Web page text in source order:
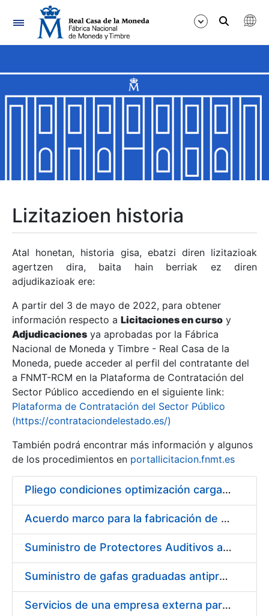
Nabigazioa
Erakutsi/Ezkutatu
Erakutsi/Ezkutatu
Erakutsi/Ezkutatu
Erakutsi/Ezkutatu
Erakutsi/Ezkutatu
Erakutsi/Ezkutatu
Erakutsi/Ezkutatu
Erakutsi/Ezkutatu
Lizitazioen historia
Atal honetan, historia gisa, ebatzi diren lizitazioak
agertzen dira, baita hain berriak ez diren
adjudikazioak ere:
A partir del 3 de mayo de 2022, para obtener
información respecto a Licitaciones en curso y
Adjudicaciones ya aprobadas por la Fábrica
Nacional de Moneda y Timbre - Real Casa de la
Moneda, puede acceder al perfil del contratante del
a FNMT-RCM en la Plataforma de Contratación del
Sector Público accediendo en el siguiente link:
Plataforma de Contratación del Sector Público
(https://contrataciondelestado.es/)
También podrá encontrar más información y algunos
de los procedimientos en portallicitacion.fnmt.es
Pliego condiciones optimización cargas compras firmado
Acuerdo marco para la fabricación de piezas
Suministro de Protectores Auditivos a medida para las personas trabajadoras de los Centros de Trabajo de Madrid y Burgos
Suministro de gafas graduadas antiproyecciones para los trabajadores de la FNMT-RCM en los centros de trabajo de Madrid y Burgos
Servicios de una empresa externa para el asesoramiento y resolución de los recursos de alzada que se presentan relacionados con procesos de selección para la FNMT-RCM